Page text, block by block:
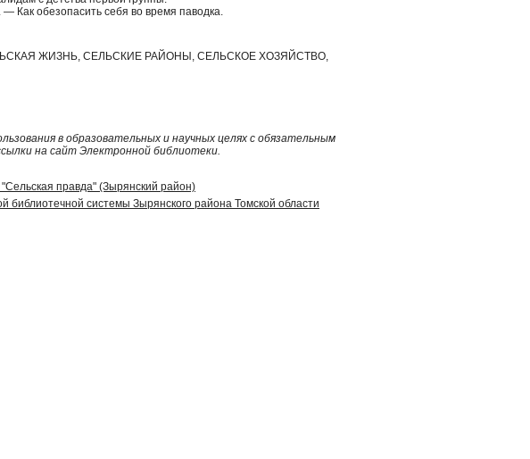
Как обезопасить себя во время паводка.
ЖИЗНЬ, СЕЛЬСКИЕ РАЙОНЫ, СЕЛЬСКОЕ ХОЗЯЙСТВО,
в образовательных и научных целях с обязательным
на сайт Электронной библиотеки.
"Сельская правда" (Зырянский район)
системы Зырянского района Томской области